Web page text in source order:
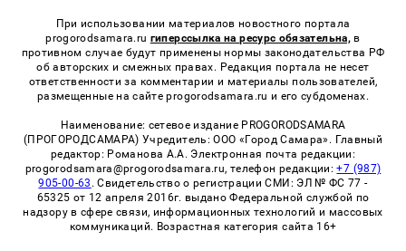
При использовании материалов новостного портала
progorodsamara.ru гиперссылка на ресурс обязательна, в
противном случае будут применены нормы законодательства РФ
об авторских и смежных правах. Редакция портала не несет
ответственности за комментарии и материалы пользователей,
размещенные на сайте progorodsamara.ru и его субдоменах.
Наименование: сетевое издание PROGORODSAMARA
(ПРОГОРОДСАМАРА) Учредитель: ООО «Город Самара». Главный
редактор: Романова А.А. Электронная почта редакции:
progorodsamara@progorodsamara.ru, телефон редакции:+7 (987)
905-00-63 . Свидетельство о регистрации СМИ: ЭЛ № ФС 77 -
65325 от 12 апреля 2016г. выдано Федеральной службой по
надзору в сфере связи, информационных технологий и массовых
коммуникаций. Возрастная категория сайта 16+